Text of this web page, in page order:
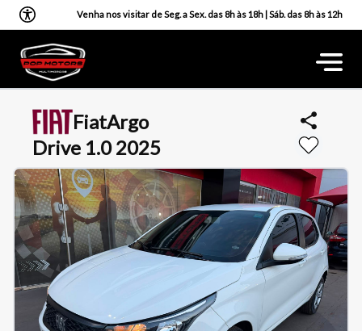
Venha nos visitar de Seg. a Sex. das 8h às 18h | Sáb. das 8h às 12h
FiatArgo
Drive 1.0 2025